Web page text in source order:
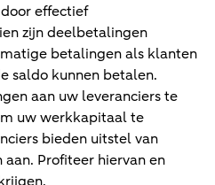
effectief
zijn deelbetalingen
betalingen als klanten
saldo kunnen betalen.
aan uw leveranciers te
uw werkkapitaal te
bieden uitstel van
Profiteer hiervan en